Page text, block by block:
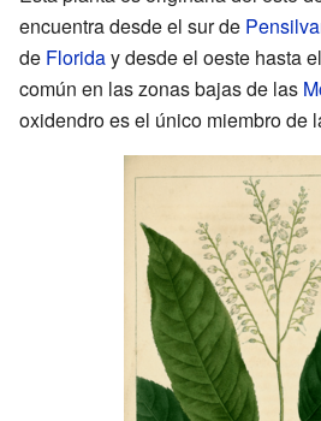
encuentra desde el sur de
de Floriday desde el oeste hasta
común en las zonas bajas de las
oxidendro es el único miembro de